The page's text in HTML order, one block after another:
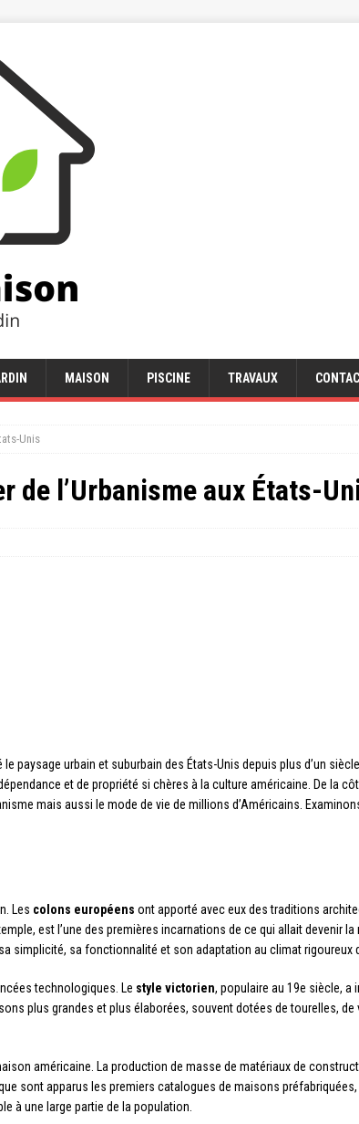
MAISON PISCINE TRAVAUX
Unis
de l’Urbanisme aux États-
urbain et suburbain des États-Unis depuis plus d’un
et de propriété si chères à la culture américaine. De la
mais aussi le mode de vie de millions d’Américains.
Les colons européens ont apporté avec eux des traditions
est l’une des premières incarnations de ce qui allait devenir
simplicité, sa fonctionnalité et son adaptation au climat rigoureux
technologiques. Le style victorien, populaire au 19e siècle, a
plus grandes et plus élaborées, souvent dotées de tourelles, de
américaine. La production de masse de matériaux de
sont apparus les premiers catalogues de maisons
à une large partie de la population.